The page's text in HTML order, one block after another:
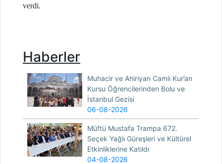
verdi.
Haberler
Muhacir ve Ahiriyan Camii Kur’an
Kursu Öğrencilerinden Bolu ve
İstanbul Gezisi
06-08-2026
Müftü Mustafa Trampa 672.
Seçek Yağlı Güreşleri ve Kültürel
Etkinliklerine Katıldı
04-08-2026